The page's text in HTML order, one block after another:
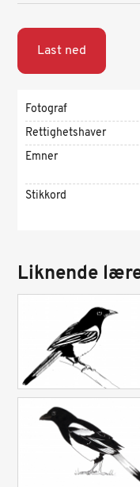
Last ned
Fotograf
Rettighetshaver
Emner
Stikkord
Liknende